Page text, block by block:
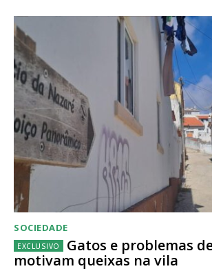
SOCIEDADE
Gatos e problemas
motivam queixas na vila